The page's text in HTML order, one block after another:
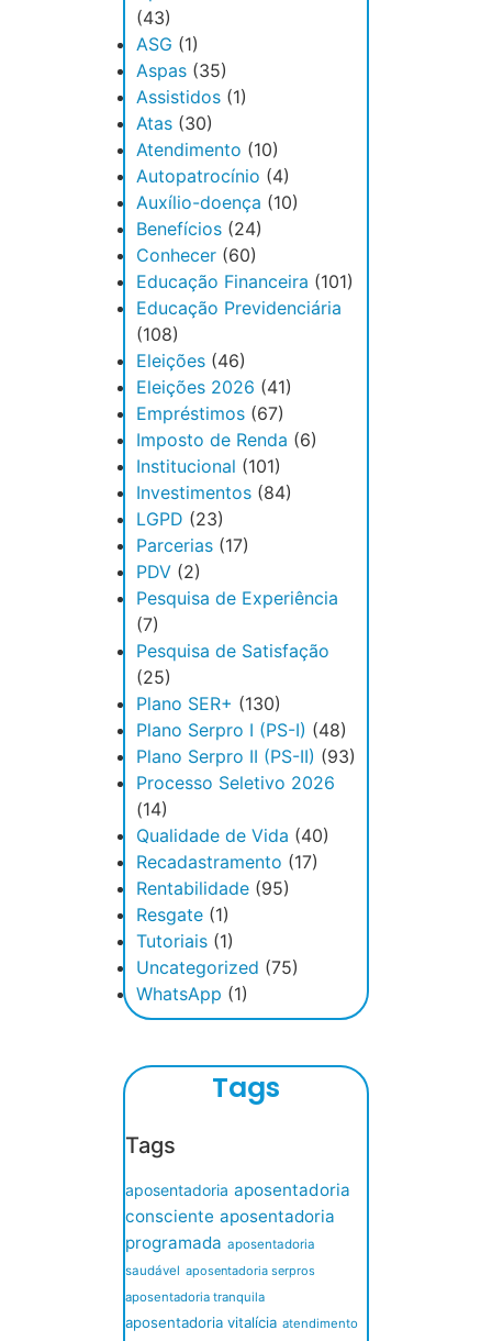
(43)
ASG (1)
Aspas (35)
Assistidos (1)
Atas (30)
Atendimento (10)
Autopatrocínio (4)
Auxílio-doença (10)
Benefícios (24)
Conhecer (60)
Educação Financeira (101)
Educação Previdenciária
(108)
Eleições (46)
Eleições 2026 (41)
Empréstimos (67)
Imposto de Renda (6)
Institucional (101)
Investimentos (84)
LGPD (23)
Parcerias (17)
PDV (2)
Pesquisa de Experiência
(7)
Pesquisa de Satisfação
(25)
Plano SER+ (130)
Plano Serpro I (PS-I) (48)
Plano Serpro II (PS-II) (93)
Processo Seletivo 2026
(14)
Qualidade de Vida (40)
Recadastramento (17)
Rentabilidade (95)
Resgate (1)
Tutoriais (1)
Uncategorized (75)
WhatsApp (1)
Tags
Tags
aposentadoria aposentadoria
consciente aposentadoria
programada aposentadoria
saudável aposentadoria serpros
aposentadoria tranquila
aposentadoria vitalícia atendimento